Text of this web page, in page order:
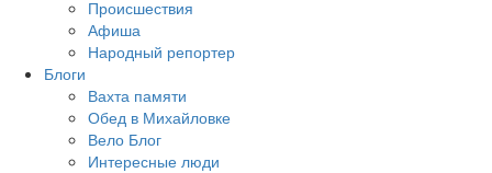
Происшествия
Афиша
Народный репортер
Блоги
Вахта памяти
Обед в Михайловке
Вело Блог
Интересные люди